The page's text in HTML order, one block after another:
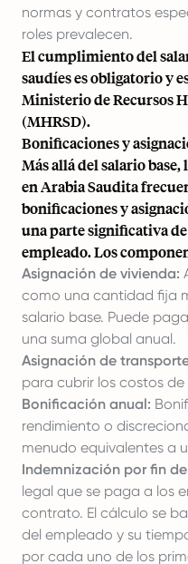
normas y contratos
roles prevalecen.
El cumplimiento del
saudíes es obligatorio y
Ministerio de Recursos
(MHRSD).
Bonificaciones y
Más allá del salario
en Arabia Saudita
bonificaciones y
una parte significativa
empleado. Los
Asignación de vivienda:
como una cantidad fija
salario base. Puede
una suma global anual.
Asignación de
para cubrir los costos
Bonificación anual:
rendimiento o
menudo equivalentes a
Indemnización por fin de
legal que se paga a los
contrato. El cálculo se
del empleado y su
por cada uno de los